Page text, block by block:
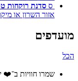
ס סדנת רוקחות
אזור השרון או
מועדפים
הכל
שמרו חוויות ב־❤️